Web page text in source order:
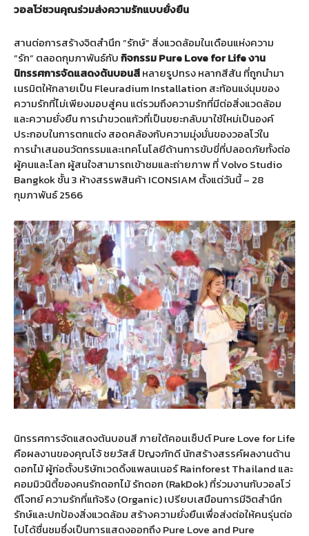
วอลโว่ชวนคุณร่วมส่งความรักแบบยั่งยืน
สานต่อการสร้างจิตสำนึก ”รักษ์” สิ่งแวดล้อมในเดือนแห่งความ
”รัก” ตลอดกุมภาพันธ์กับกิจกรรมPure Love for Life งาน
นิทรรศการจัดแสดงต้นบอนสีหลายรูปทรง หลากสีสัน ที่ถูกนำมา
เนรมิตให้กลายเป็น Fleuradium Installation สะท้อนแง่มุมของ
ความรักที่ไม่เพียงมอบสู่คน แต่รวมถึงความรักที่มีต่อสิ่งแวดล้อม
และความยั่งยืน การนำขวดแก้วที่เป็นขยะกลับมาใช้ใหม่เป็นองค์
ประกอบในการตกแต่ง สอดคล้องกับความมุ่งมั่นของวอลโว่ใน
การนำเสนอนวัตกรรมและเทคโนโลยีด้านการขับขี่ที่ปลอดภัยทั้งต่อ
ผู้คนและโลก ผู้สนใจสามารถเข้าชมและถ่ายภาพ ที่ Volvo Studio
Bangkok ชั้น 3 ห้างสรรพสินค้า ICONSIAM ตั้งแต่วันนี้ – 28
กุมภาพันธ์ 2566
นิทรรศการจัดแสดงต้นบอนสี ภายใต้คอนเซ็ปต์ Pure Love for Life
คือผลงานของคุณโจ้ ชยวัสส์ ปัญจภักดี นักสร้างสรรค์ผลงานด้าน
ดอกไม้ ผู้ก่อตั้งบริษัทเวดดิ้งแพลนเนอร์ Rainforest Thailand และ
คอมมิวนิตี้ของคนรักดอกไม้ รักดอก (RakDok) ที่ร่วมงานกับวอลโว่
ตีโจทย์ ความรักที่แท้จริง (Organic) เปรียบเสมือนการมีจิตสำนึก
รักษ์และปกป้องสิ่งแวดล้อม สร้างความยั่งยืนเพื่อส่งต่อให้คนรุ่นต่อ
ไปได้ชื่นชมซึ่งเป็นการแสดงออกถึง Pure Love and Pure